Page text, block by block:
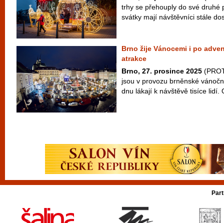
trhy se přehouply do své druhé
svátky mají návštěvníci stále
Brno žije Vánocemi i po
atrakce
Brno, 27. prosince 2025
jsou v provozu brněnské
dnu lákají k návštěvě tisíce lidí.